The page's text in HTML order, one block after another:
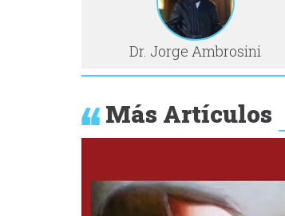
Dr. Jorge Ambrosini
Más Artículos